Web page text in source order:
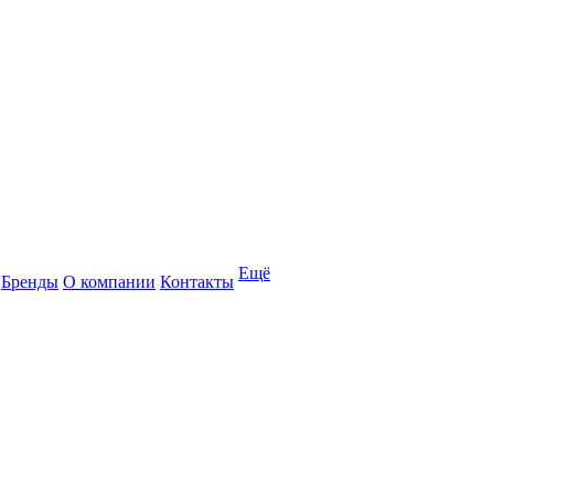
Бренды О компании Контакты Ещё